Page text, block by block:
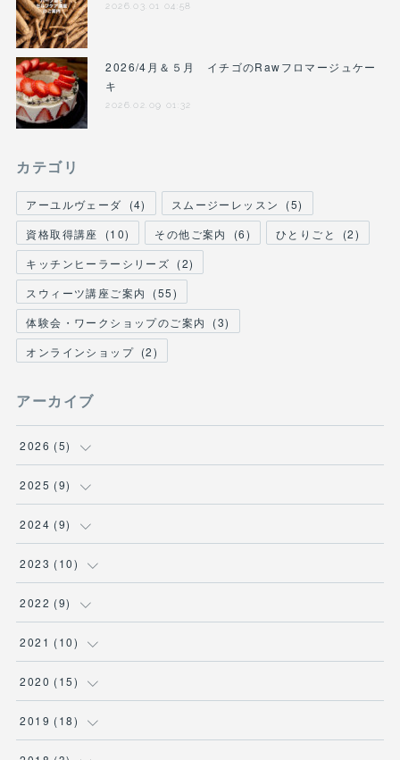
2026.03.01 04:58
2026/4月＆５月 イチゴのRawフロマージュケー
キ
2026.02.09 01:32
カテゴリ
アーユルヴェーダ (4) スムージーレッスン (5)
資格取得講座
(10) その他ご案内 (6) ひとりごと (2)
キッチンヒーラーシリーズ (2)
スウィーツ講座ご案内
(55)
体験会・ワークショップのご案内
(3)
オンラインショップ (2)
アーカイブ
2026 (5)
(1
(1
(2)
(1
2025 (9)
(1
(3)
(1
( 1 )
2024 (9)
(2)
(1
(1)
( 2)
2023 (10)
(2
(1)
( 1)
( 2 )
2022 (9)
(2)
(2)
(1)
(1
2021 (10)
(1)
(1)
(3
2020 (15)
(2)
(1
2019 (18)